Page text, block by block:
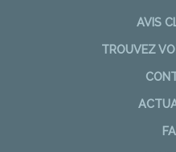
AVIS
TROUVEZ